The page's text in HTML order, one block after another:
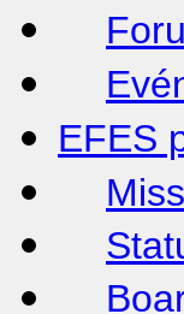
EFES